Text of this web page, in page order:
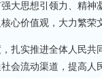
大思想引领力、精
心价值观，大力繁荣
实推进全体人民共
会流动渠道，提高